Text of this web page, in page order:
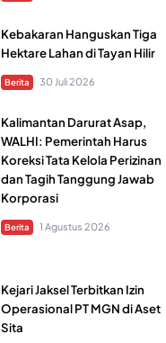
Kebakaran Hanguskan Tiga
Hektare Lahan di Tayan Hilir
Berita 30 Juli 2026
Kalimantan Darurat Asap,
WALHI: Pemerintah Harus
Koreksi Tata Kelola Perizinan
dan Tagih Tanggung Jawab
Korporasi
Berita 1 Agustus 2026
Kejari Jaksel Terbitkan Izin
Operasional PT MGN di Aset
Sita